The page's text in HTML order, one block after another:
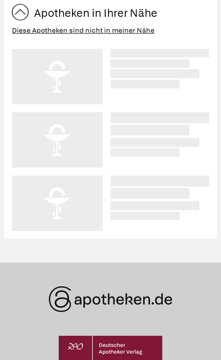
Apotheken in Ihrer Nähe
Diese Apotheken sind nicht in meiner Nähe